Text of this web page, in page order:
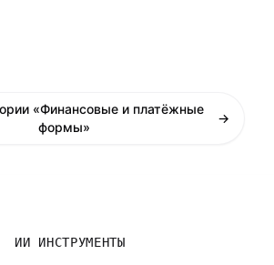
«Финансовые и платёжные
формы»
→
ИИ ИНСТРУМЕНТЫ